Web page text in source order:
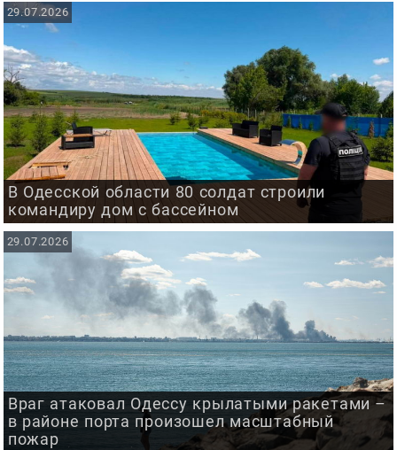
В Одесской области 80 солдат строили
командиру дом с бассейном
29.07.2026
Враг атаковал Одессу крылатыми ракетами –
в районе порта произошел масштабный
пожар
29.07.2026